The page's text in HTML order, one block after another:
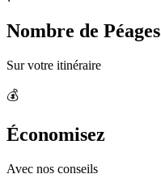
Nombre de Péages
Sur votre itinéraire
💰
Économisez
Avec nos conseils